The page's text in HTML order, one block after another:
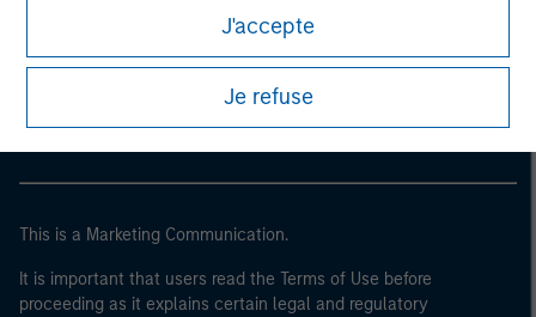
d’une déclaration erronée de ma part. En validant cette
déclaration, je confirme également accepter
Conditions d’utilisation, que j’ai lues et comprises. Si la
déclaration ci-dessus est correcte, merci de cliquer sur
« J’accepte » ci-dessous pour continuer. Dans le cas
contraire, merci de cliquer sur « Je refuse » pour revenir
à la page d’accueil.
J'accepte
Je refuse
This is a Marketing Communication.
It is important that users read the Terms of Use before
proceeding as it explains certain legal and regulatory